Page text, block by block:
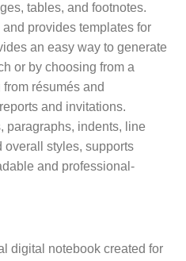
tables, and footnotes.
provides templates for
an easy way to generate
or by choosing from a
résumés and
and invitations.
paragraphs, indents, line
overall styles, supports
and professional-
digital notebook created for